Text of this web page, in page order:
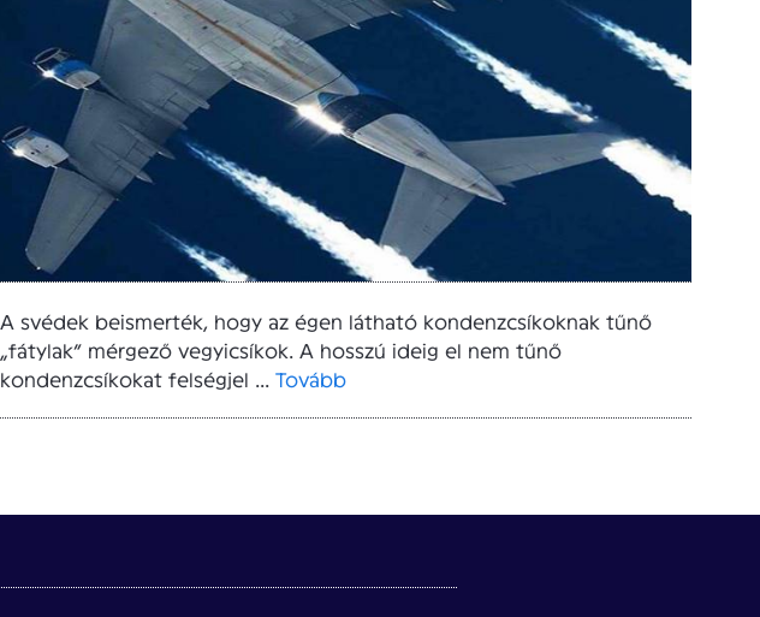
A svédek beismerték, hogy az égen látható kondenzcsíkoknak tűnő
„fátylak” mérgező vegyicsíkok. A hosszú ideig el nem tűnő
kondenzcsíkokat felségjel ... Tovább